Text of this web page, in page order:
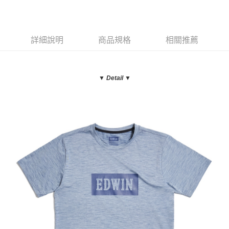
詳細說明 商品規格 相關推薦
▼ Detail ▼